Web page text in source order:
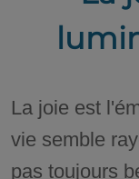
La joie est
vie semble
pas toujours